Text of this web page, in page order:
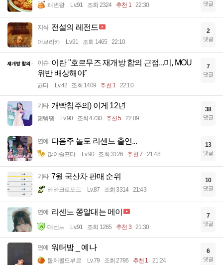
쾌변왕 Lv.91 조회 2324 추천 1 22:30 댓글
지식 전설의 레전드
아브라카 Lv.91 조회 1465 22:10
2
댓글
이슈 이란 "호르무즈 재개방 합의 근접...미, MOU
위반 배상해야"
균터 Lv.42 조회 1409 추천 1 22:10
7
댓글
기타 개빡침주의) 이게 12년
꿻뻵뗗 Lv.90 조회 4730 추천 5 22:09
38
댓글
연예 다음주 놀토 리센느 출연...
많이슬프다 Lv.90 조회 3126 추천 7 21:48
13
댓글
기타 7월 국산차 판매 순위
라라크로포드 Lv.87 조회 3314 21:43
10
댓글
연예 리센느 쫑알대는 메이
대센느 Lv.91 조회 1265 추천 3 21:30
7
댓글
연예 워터밤 _ 예나
돌체콜드부르 Lv.79 조회 2786 추천 1 21:24
6
댓글